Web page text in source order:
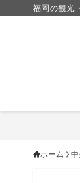
福岡の観光
ホーム 中